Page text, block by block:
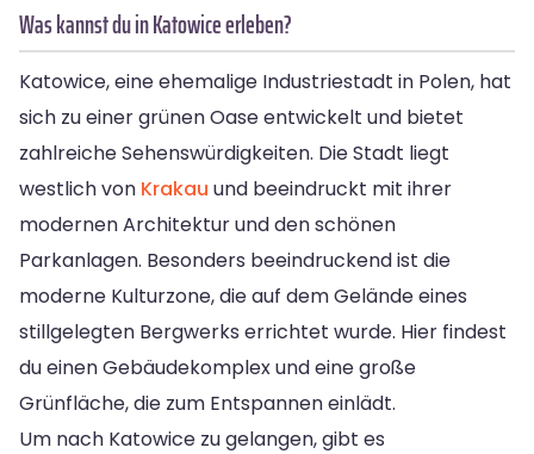
Was kannst du in Katowice erleben?
Katowice, eine ehemalige Industriestadt in Polen, hat
sich zu einer grünen Oase entwickelt und bietet
zahlreiche Sehenswürdigkeiten. Die Stadt liegt
westlich von Krakau und beeindruckt mit ihrer
modernen Architektur und den schönen
Parkanlagen. Besonders beeindruckend ist die
moderne Kulturzone, die auf dem Gelände eines
stillgelegten Bergwerks errichtet wurde. Hier findest
du einen Gebäudekomplex und eine große
Grünfläche, die zum Entspannen einlädt.
Um nach Katowice zu gelangen, gibt es